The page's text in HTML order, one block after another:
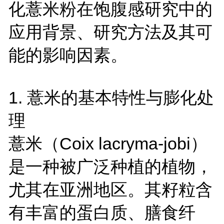
化薏米粉在饱腹感研究中的
应用背景、研究方法及其可
能的影响因素。
1. 薏米的基本特性与膨化处
理
薏米（Coix lacryma-jobi）
是一种被广泛种植的植物，
尤其在亚洲地区。其籽粒含
有丰富的蛋白质、膳食纤